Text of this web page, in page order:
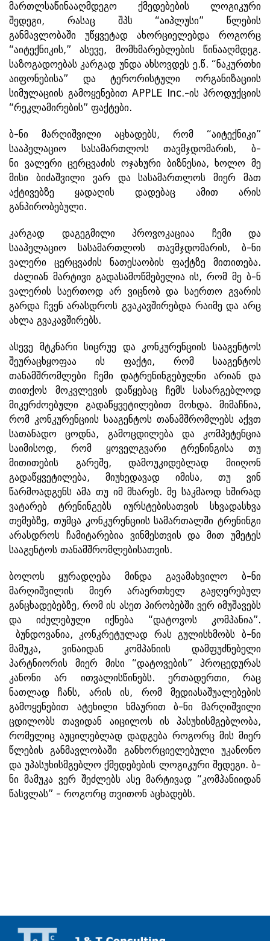
მართლსაწინააღმდეგო ქმედებების ლოგიკური
შედეგი, რასაც შპს “აიპლუსი” წლების
განმავლობაში უწყვეტად ახორციელებდა როგორც
“აიტექნიკის,” ასევე, მომხმარებლების წინააღმდეგ.
საზოგადოებას კარგად უნდა ახსოვდეს ე.წ. “ნაკურთხი
აიფონებისა” და ტერორისტული ორგანიზაციის
სიმულაციის გამოყენებით APPLE Inc.-ის პროდუქციის
“რეკლამირების” ფაქტები.
ბ-ნი მარღიშვილი აცხადებს, რომ “აიტექნიკი”
სააპელაციო სასამართლოს თავმჯდომარის, ბ-
ნი ვალერი ცერცვაძის ოჯახური ბიზნესია, ხოლო მე
მისი ბიძაშვილი ვარ და სასამართლოს მიერ მათ
აქტივებზე ყადაღის დადებაც ამით არის
განპირობებული.
კარგად დაგეგმილი პროვოკაციაა ჩემი და
სააპელაციო სასამართლოს თავმჯდომარის, ბ-ნი
ვალერი ცერცვაძის ნათესაობის ფაქტზე მითითება.
ძალიან მარტივი გადასამოწმებელია ის, რომ მე ბ-ნ
ვალერის საერთოდ არ ვიცნობ და საერთო გვარის
გარდა ჩვენ არასდროს გვაკავშირებდა რაიმე და არც
ახლა გვაკავშირებს.
ასევე მტკნარი სიცრუე და კონკურენციის სააგენტოს
შეურაცხყოფაა ის ფაქტი, რომ სააგენტოს
თანამშრომლები ჩემი დატრენინგებულნი არიან და
თითქოს მოკვლევის დაწყებაც ჩემს სასარგებლოდ
მიკერძოებული გადაწყვეტილებით მოხდა. მიმაჩნია,
რომ კონკურენციის სააგენტოს თანამშრომლებს აქვთ
სათანადო ცოდნა, გამოცდილება და კომპეტენცია
საიმისოდ, რომ ყოველგვარი ტრენინგისა თუ
მითითების გარეშე, დამოუკიდებლად მიიღონ
გადაწყვეტილება, მიუხედავად იმისა, თუ ვინ
წარმოადგენს ამა თუ იმ მხარეს. მე საკმაოდ ხშირად
ვატარებ ტრენინგებს იურსტებისათვის სხვადასხვა
თემებზე, თუმცა კონკურენციის სამართალში ტრენინგი
არასდროს ჩამიტარებია ვინმესთვის და მით უმეტეს
სააგენტოს თანამშრომლებისათვის.
ბოლოს ყურადღება მინდა გავამახვილო ბ-ნი
მარღიშვილის მიერ არაერთხელ გაჟღერებულ
განცხადებებზე, რომ ის ასეთ პირობებში ვერ იმუშავებს
და იძულებული იქნება “დატოვოს კომპანია”.
ბუნდოვანია, კონკრეტულად რას გულისხმობს ბ-ნი
მამუკა, ვინაიდან კომპანიის დამფუძნებელი
პარტნიორის მიერ მისი “დატოვების” პროცედურას
კანონი არ ითვალისწინებს. ერთადერთი, რაც
ნათლად ჩანს, არის ის, რომ მედიასაშუალებების
გამოყენებით ატეხილი ხმაურით ბ-ნი მარღიშვილი
ცდილობს თავიდან აიცილოს ის პასუხისმგებლობა,
რომელიც აუცილებლად დადგება როგორც მის მიერ
წლების განმავლობაში განხორციელებული უკანონო
და უპასუხისმგებლო ქმედებების ლოგიკური შედეგი. ბ-
ნი მამუკა ვერ შეძლებს ასე მარტივად “კომპანიიდან
წასვლას” - როგორც თვითონ აცხადებს.